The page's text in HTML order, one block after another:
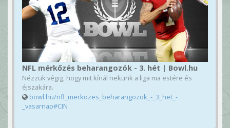
NFL mérkőzés beharangozók - 3. hét | Bowl.hu
Nézzük végig, hogy mit kínál nekünk a liga ma estére és
éjszakára.
bowl.hu/nfl_merkozes_beharangozok_-_3_het_-
_vasarnap#CIN